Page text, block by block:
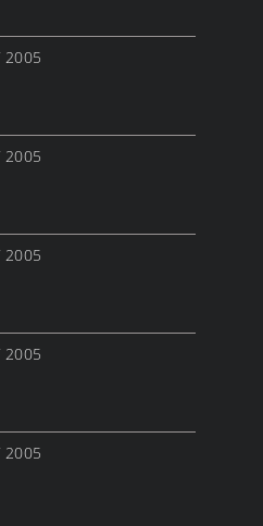
2005
2005
2005
2005
2005